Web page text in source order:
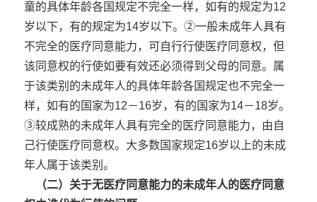
童的具体年龄各国规定不完全一样，如有的规定为12
岁以下，有的规定为14岁以下。②一般未成年人具有
不完全的医疗同意能力，可自行行使医疗同意权，但
该同意权的行使如要有效还必须得到父母的同意。属
于该类别的未成年人的具体年龄各国规定也不完全一
样，如有的国家为12－16岁，有的国家为14－18岁。
③较成熟的未成年人具有完全的医疗同意能力，由自
己行使医疗同意权。大多数国家规定16岁以上的未成
年人属于该类别。
（二）关于无医疗同意能力的未成年人的医疗同意